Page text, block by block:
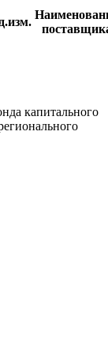
капитального